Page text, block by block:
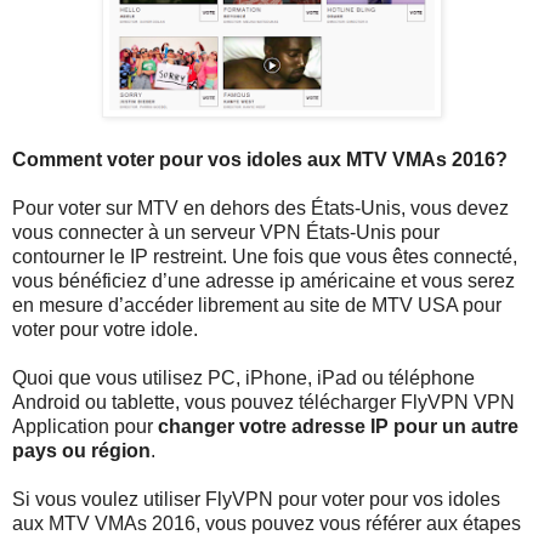
Comment voter pour vos idoles aux MTV VMAs 2016?
Pour voter sur MTV en dehors des États-Unis, vous devez
vous connecter à un serveur VPN États-Unis pour
contourner le IP restreint. Une fois que vous êtes connecté,
vous bénéficiez d’une adresse ip américaine et vous serez
en mesure d’accéder librement au site de MTV USA pour
voter pour votre idole.
Quoi que vous utilisez PC, iPhone, iPad ou téléphone
Android ou tablette, vous pouvez télécharger FlyVPN VPN
Application pour changer votre adresse IP pour un autre
pays ou région.
Si vous voulez utiliser FlyVPN pour voter pour vos idoles
aux MTV VMAs 2016, vous pouvez vous référer aux étapes